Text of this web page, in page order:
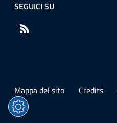
SEGUICI SU
Mappa del sito Credits